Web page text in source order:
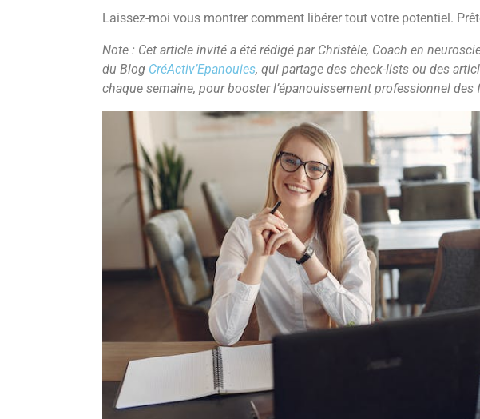
Laissez-moi vous montrer comment libérer tout votre potentiel.
Note : Cet article invité a été rédigé par Christèle, Coach en
du Blog CréActiv’Epanouies, qui partage des check-lists ou des
chaque semaine, pour booster l’épanouissement professionnel des